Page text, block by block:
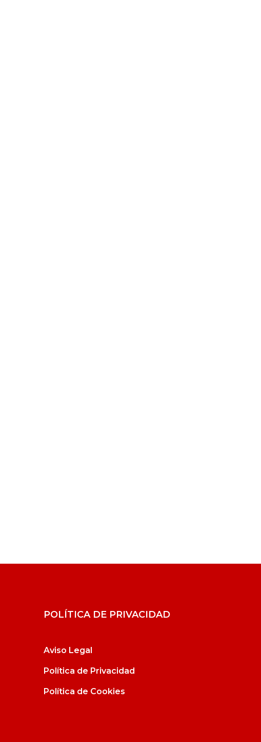
POLÍTICA DE PRIVACIDAD
Aviso Legal
Política de Privacidad
Política de Cookies